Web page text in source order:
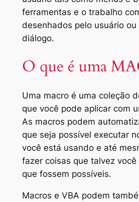
ferramentas e o trabalho
desenhados pelo usuário
diálogo.
O que é uma
Uma macro é uma coleção
que você pode aplicar com
As macros podem
que seja possível executar
você está usando e até
fazer coisas que talvez
que fossem possíveis.
Macros e VBA podem